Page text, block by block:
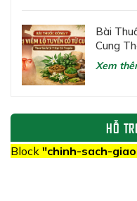
Bài
Cung
Xem
HỖ
Block "chinh-sach-